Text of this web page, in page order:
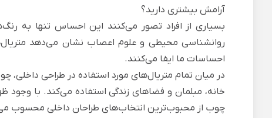
آرامش بیشتری دارید؟
بسیاری از افراد تصور می‌کنند این احساس تنها به
روانشناسی محیطی و علوم اعصاب نشان می‌دهد
احساسات ما ایفا می‌کنند.
در میان تمام متریال‌های مورد استفاده در طراحی
خانه، مبلمان و فضاهای زندگی استفاده می‌کند. با وجود
چوب از محبوب‌ترین انتخاب‌های طراحان داخلی محسوب